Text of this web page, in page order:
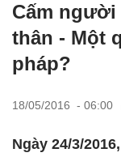
Cấm người
thân - Một
pháp?
18/05/2016 - 06:00
Ngày 24/3/